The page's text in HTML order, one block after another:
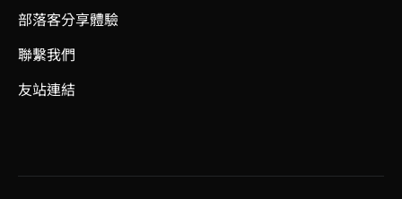
部落客分享體驗
聯繫我們
友站連結